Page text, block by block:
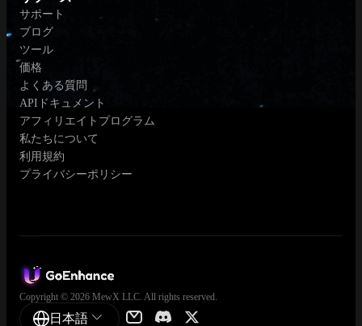
サポート
ブログ
ツール
価格
よくある質問
APIドキュメント
アフィリエイトプログラム
私たちについて
利用規約
プライバシーポリシー
Copyright © 2026 MewX LLC. All rights reserved.
日本語